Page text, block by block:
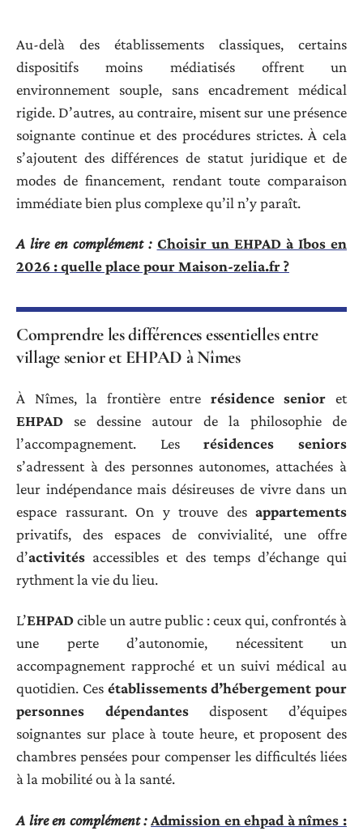
Au-delà des établissements classiques, certains
dispositifs moins médiatisés offrent un
environnement souple, sans encadrement médical
rigide. D’autres, au contraire, misent sur une présence
soignante continue et des procédures strictes. À cela
s’ajoutent des différences de statut juridique et de
modes de financement, rendant toute comparaison
immédiate bien plus complexe qu’il n’y paraît.
A lire en complément : Choisir un EHPAD à Ibos en
2026 : quelle place pour Maison-zelia.fr ?
Comprendre les différences essentielles entre
village senior et EHPAD à Nîmes
À Nîmes, la frontière entre résidence senior et
EHPAD se dessine autour de la philosophie de
l’accompagnement. Lesrésidences seniors
s’adressent à des personnes autonomes, attachées à
leur indépendance mais désireuses de vivre dans un
espace rassurant. On y trouve des appartements
privatifs, des espaces de convivialité, une offre
d’activités accessibles et des temps d’échange qui
rythment la vie du lieu.
L’EHPADcible un autre public : ceux qui, confrontés à
une perte d’autonomie, nécessitent un
accompagnement rapproché et un suivi médical au
quotidien. Ces établissements d’hébergement pour
personnes dépendantesdisposent d’équipes
soignantes sur place à toute heure, et proposent des
chambres pensées pour compenser les difficultés liées
à la mobilité ou à la santé.
A lire en complément : Admission en ehpad à nîmes :